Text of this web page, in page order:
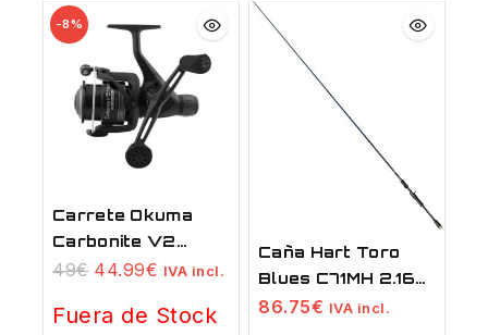
-8%
Carrete Okuma
Carbonite V2
Match
49€ 44.99€ IVA incl.
Fuera de Stock
Caña Hart Toro
Blues C71MH 2.16
Mt
86.75€ IVA incl.